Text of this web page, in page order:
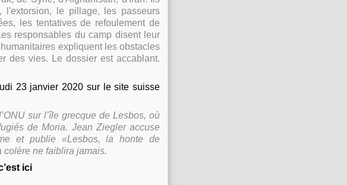
le pillage, les passeurs
les tentatives de refoulement de
responsables du camp disent leur
expliquent les obstacles
des vies. Le dossier est accablant.
23 janvier 2020 sur le site suisse
sur l’île grecque de Lesbos, où
de Moria. Jean Ziegler accuse
et publie «Lesbos, la honte de
colère ne faiblira jamais.
ici